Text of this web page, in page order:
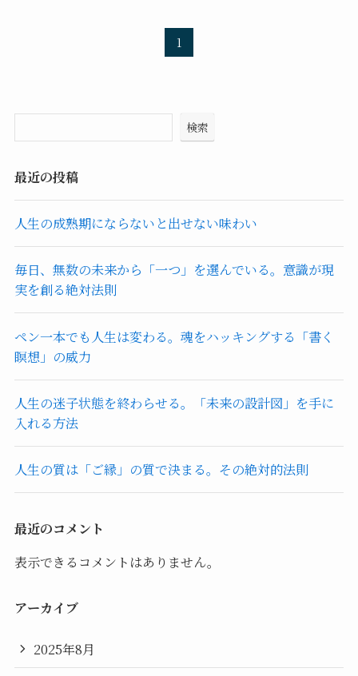
1
検索
最近の投稿
人生の成熟期にならないと出せない味わい
毎日、無数の未来から「一つ」を選んでいる。意識が現
実を創る絶対法則
ペン一本でも人生は変わる。魂をハッキングする「書く
瞑想」の威力
人生の迷子状態を終わらせる。「未来の設計図」を手に
入れる方法
人生の質は「ご縁」の質で決まる。その絶対的法則
最近のコメント
表示できるコメントはありません。
アーカイブ
2025年8月